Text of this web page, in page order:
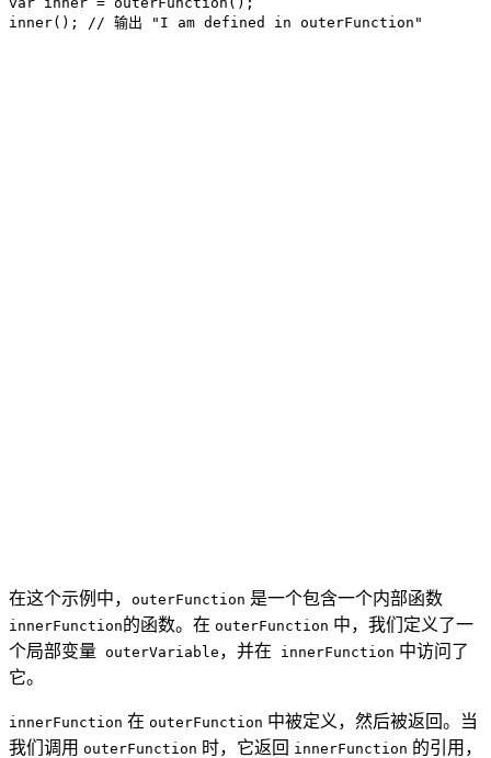
inner(); // 输出 "I am defined in outerFunction"
在这个示例中， outerFunction 是一个包含一个内部函数
innerFunction的函数。在 outerFunction 中，我们定义了一
个局部变量 outerVariable ，并在 innerFunction 中访问了
它。
innerFunction 在 outerFunction 中被定义，然后被返回。当
我们调用 outerFunction 时，它返回 innerFunction 的引用，